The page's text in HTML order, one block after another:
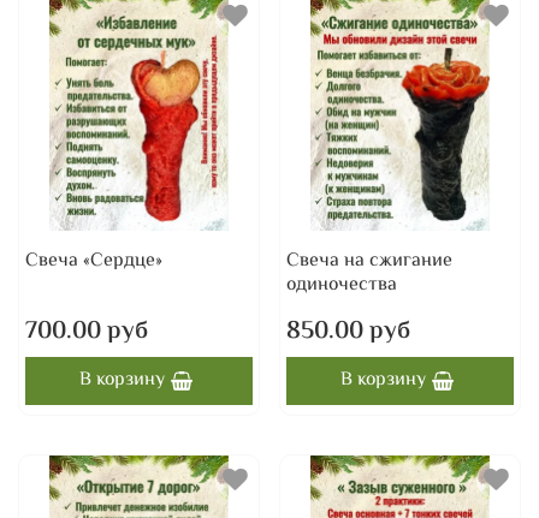
Свеча «Сердце»
700.00 руб
В корзину
Свеча на сжигание
одиночества
850.00 руб
В корзину